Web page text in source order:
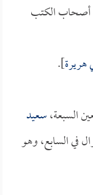
أصحاب الكتب
هريرة].
السبعة،سعيد
في السابع، وهو